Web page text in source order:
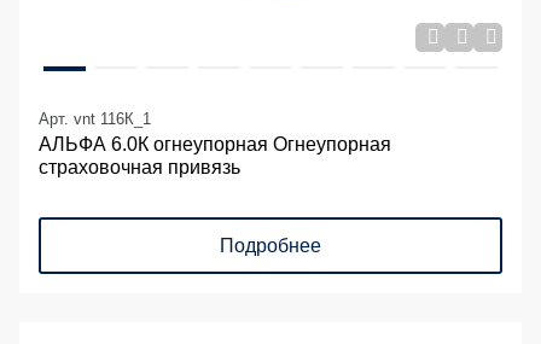
Арт. vnt 116К_1
АЛЬФА 6.0К огнеупорная Огнеупорная
страховочная привязь
Подробнее